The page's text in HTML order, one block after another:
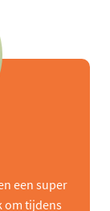
een super
om tijdens